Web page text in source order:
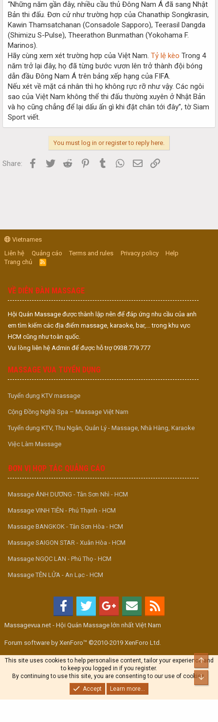
“Những năm gần đây, nhiều cầu thủ Đông Nam Á đã sang Nhật
Bản thi đấu. Đơn cử như trường hợp của Chanathip Songkrasin,
Kawin Thamsatchanan (Consadole Sapporo), Teerasil Dangda
(Shimizu S-Pulse), Theerathon Bunmathan (Yokohama F.
Marinos).
Hãy cùng xem xét trường hợp của Việt Nam. Tỷ lệ kèo Trong 4
năm trở lại đây, họ đã từng bước vươn lên trở thành đội bóng
dẫn đầu Đông Nam Á trên bảng xếp hạng của FIFA.
Nếu xét về mặt cá nhân thì họ không rực rỡ như vậy. Các ngôi
sao của Việt Nam không thể thi đấu thường xuyên ở Nhật Bản
và họ cũng chẳng để lại dấu ấn gì khi đặt chân tới đây”, tờ Siam
Sport viết.
You must log in or register to reply here.
Share: Facebook
Twitter Reddit PinterestTumblr WhatsApp
Email
Vietnames
Liên hệ
Quảng cáo Terms and rules Privacy policy
Help
Trang chủ
R
S
VỀ DIỄN ĐÀN MASSAGE
Hội Quán Massage được thành lập nên để đáp ứng nhu cầu của anh
em tìm kiếm các địa điểm massage, karaoke, bar,... trong khu vực
HCM cũng như toàn quốc.
Vui lòng liên hệ Admin để được hỗ trợ 0938.779.777
MASSAGE VUA TUYỂN DỤNG
Tuyển dụng KTV massage
Cộng Đồng Nghề Spa – Massage Việt Nam
Tuyển dụng KTV, Thu Ngân, Quản Lý - Massage, Nhà Hàng, Karaoke
Việc Làm Massage
ĐƠN VỊ HỢP TÁC QUẢNG CÁO
Massage ÁNH DƯƠNG - Tân Sơn Nhì - HCM
Massage VINH TIÊN - Phú Thạnh - HCM
Massage BANGKOK - Tân Sơn Hòa - HCM
Massage SAIGON STAR - Xuân Hòa - HCM
Massage NGỌC LAN - Phú Thọ - HCM
Massage TÊN LỬA - An Lạc - HCM
Massagevua.net - Hội Quán Massage lớn nhất Việt Nam
Forum software by XenForo™ ©2010-2019 XenForo Ltd.
This site uses cookies to help personalise content, tailor your experience and
to keep you logged in if you register.
By continuing to use this site, you are consenting to our use of cookies.
Accept
Learn more...
Top